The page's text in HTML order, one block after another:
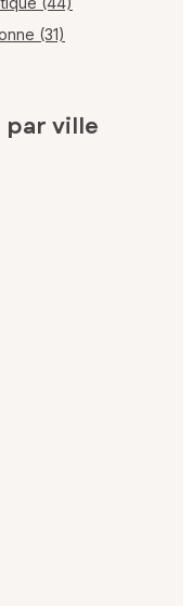
(31)
par ville